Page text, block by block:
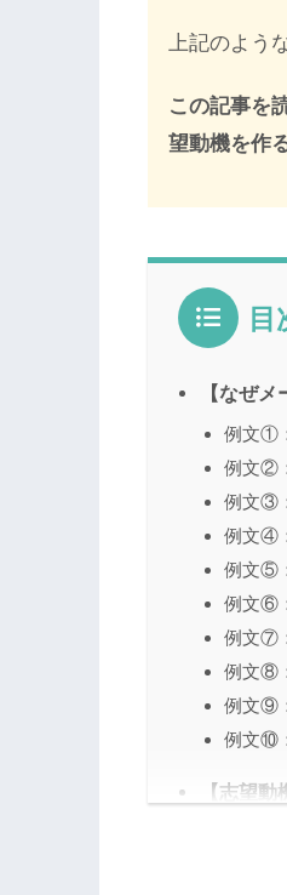
上記のよう
この記事を
望動機を作
目
【なぜ
例文①
例文②
例文③
例文④
例文⑤
例文⑥
例文⑦
例文⑧
例文⑨
例文⑩
【志望